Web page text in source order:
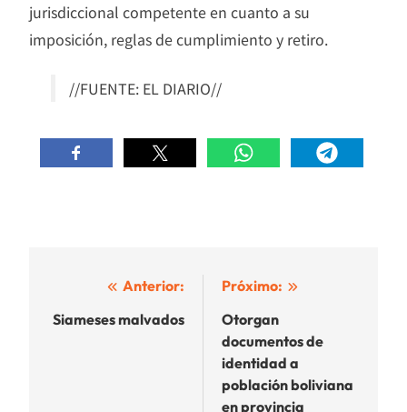
jurisdiccional competente en cuanto a su
imposición, reglas de cumplimiento y retiro.
//FUENTE: EL DIARIO//
Navegación
de
Anterior:
Siameses malvados
Próximo:
Otorgan
documentos de
identidad a
población boliviana
en provincia